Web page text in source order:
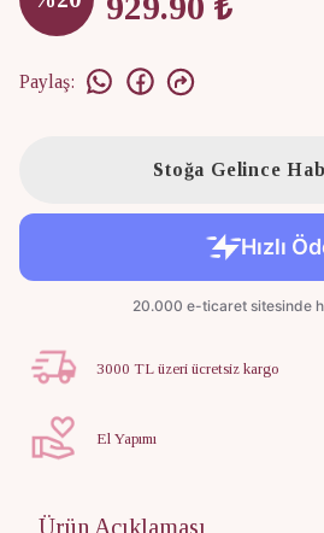
Paylaş:
Stoğa Gelince
3000 TL üzeri ücretsiz kargo
El Yapımı
Ürün Açıklaması